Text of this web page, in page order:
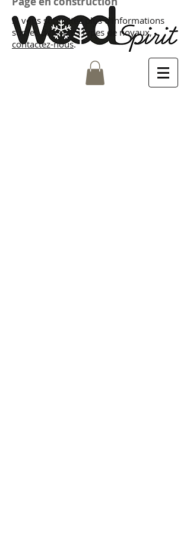
Si vous souhaitez plus d'informations
sur les différents types de noyaux,
contactez-nous.